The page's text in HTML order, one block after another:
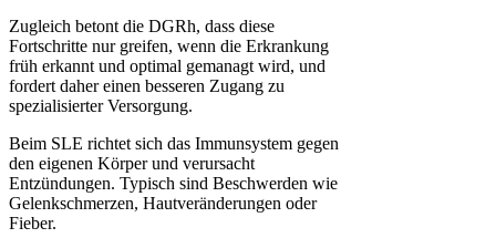
Zugleich betont die DGRh, dass diese
Fortschritte nur greifen, wenn die Erkrankung
früh erkannt und optimal gemanagt wird, und
fordert daher einen besseren Zugang zu
spezialisierter Versorgung.
Beim SLE richtet sich das Immunsystem gegen
den eigenen Körper und verursacht
Entzündungen. Typisch sind Beschwerden wie
Gelenkschmerzen, Hautveränderungen oder
Fieber.